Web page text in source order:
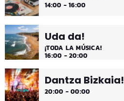
14:00 - 16:00
Uda da!
¡TODA LA MÚSICA!
16:00 - 20:00
Dantza Bizkaia!
20:00 - 00:00